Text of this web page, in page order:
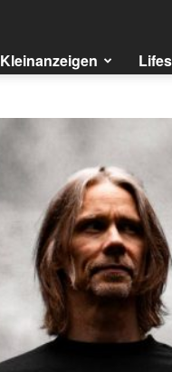
Kleinanzeigen